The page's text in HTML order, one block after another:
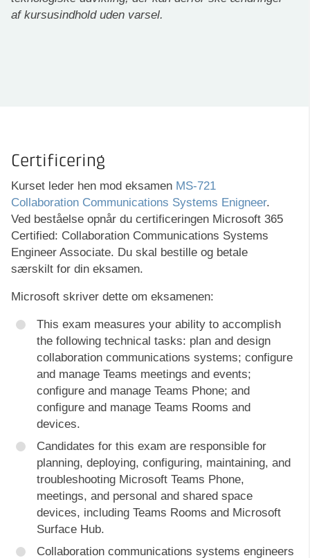
af kursusindhold uden varsel.
Certificering
Kurset leder hen mod eksamen MS-721
Collaboration Communications Systems Enigneer.
Ved beståelse opnår du certificeringen Microsoft 365
Certified: Collaboration Communications Systems
Engineer Associate. Du skal bestille og betale
særskilt for din eksamen.
Microsoft skriver dette om eksamenen:
This exam measures your ability to accomplish
the following technical tasks: plan and design
collaboration communications systems; configure
and manage Teams meetings and events;
configure and manage Teams Phone; and
configure and manage Teams Rooms and
devices.
Candidates for this exam are responsible for
planning, deploying, configuring, maintaining, and
troubleshooting Microsoft Teams Phone,
meetings, and personal and shared space
devices, including Teams Rooms and Microsoft
Surface Hub.
Collaboration communications systems engineers